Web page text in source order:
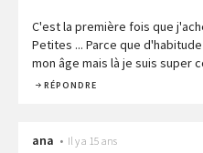
C'est la première fois que
Petites ... Parce que
mon âge mais là je suis super
RÉPONDRE
ana • Il y a 15 ans